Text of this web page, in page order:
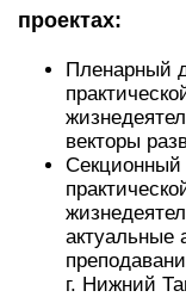
проектах:
Пленарный
векторы
Секционный
актуальные
г. Нижний